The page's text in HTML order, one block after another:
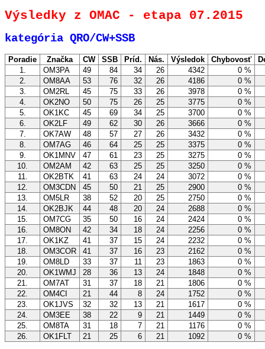
Výsledky z OMAC - etapa 07.2015
kategória QRO/CW+SSB
Poradie Značka CW SSB Príd. Nás. Výsledok Chybovosť
1.
OM3PA 49 84 34 26 4342
0 %
2.
OM8AA 53 76 32 26 4186
0 %
3.
OM2RL 45 75 33 26 3978
0 %
4.
OK2NO 50 75 26 25 3775
0 %
5.
OK1KC 45 69 34 25 3700
0 %
6.
OK2LF 49 62 30 26 3666
0 %
7.
OK7AW 48 57 27 26 3432
0 %
8.
OM7AG 46 64 25 25 3375
0 %
9.
OK1MNV 47 61 23 25 3275
0 %
10.
OM2AM 42 63 25 25 3250
0 %
11.
OK2BTK 41 63 24 24 3072
0 %
12.
OM3CDN 45 50 21 25 2900
0 %
13.
OM5LR 38 52 20 25 2750
0 %
14.
OK2BJK 44 48 20 24 2688
0 %
15.
OM7CG 35 50 16 24 2424
0 %
16.
OM8ON 42 34 18 24 2256
0 %
17.
OK1KZ 41 37 15 24 2232
0 %
18.
OM3COR 41 37 16 23 2162
0 %
19.
OM8LD 33 37 11 23 1863
0 %
20.
OK1WMJ 28 36 13 24 1848
0 %
21.
OM7AT 31 37 18 21 1806
0 %
22.
OM4CI 21 44 8 24 1752
0 %
23.
OK1JVS 32 32 13 21 1617
0 %
24.
OM3EE 38 22 9 21 1449
0 %
25.
OM8TA 31 18 7 21 1176
0 %
26.
OK1FLT 21 25 6 21 1092 0 %